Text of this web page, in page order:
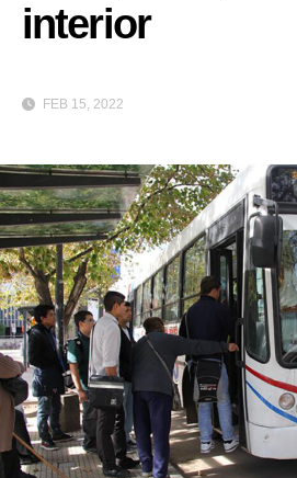
interior
FEB 15, 2022